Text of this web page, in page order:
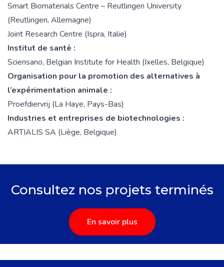
Smart Biomaterials Centre – Reutlingen University
(Reutlingen, Allemagne)
Joint Research Centre (Ispra, Italie)
Institut de santé :
Sciensano, Belgian Institute for Health (Ixelles, Belgique)
Organisation pour la promotion des alternatives à
l’expérimentation animale :
Proefdiervrij (La Haye, Pays-Bas)
Industries et entreprises de biotechnologies :
ARTIALIS SA (Liège, Belgique)
Consultez nos projets terminés
En savoir plus